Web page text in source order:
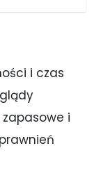
i czas
i